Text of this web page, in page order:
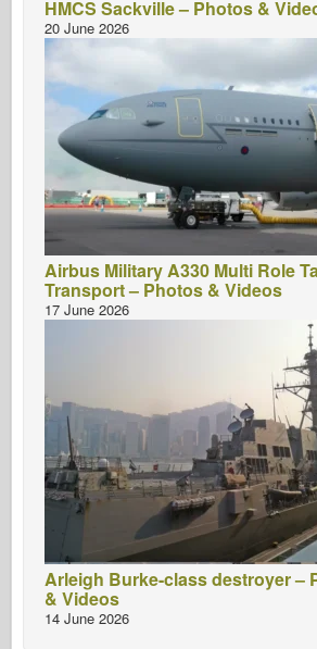
HMCS Sackville – Photos &
20 June 2026
Airbus Military A330 Multi Role
Transport – Photos & Videos
17 June 2026
Arleigh Burke-class destroyer –
& Videos
14 June 2026